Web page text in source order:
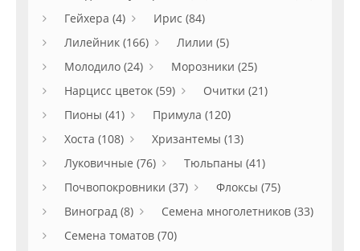
Гейхера (4)
Ирис (84)
Лилейник (166)
Лилии (5)
Молодило (24)
Морозники (25)
Нарцисс цветок (59)
Очитки (21)
Пионы (41)
Примула (120)
Хоста (108)
Хризантемы (13)
Луковичные (76)
Тюльпаны (41)
Почвопокровники (37)
Флоксы (75)
Виноград (8)
Семена многолетников (33)
Семена томатов (70)